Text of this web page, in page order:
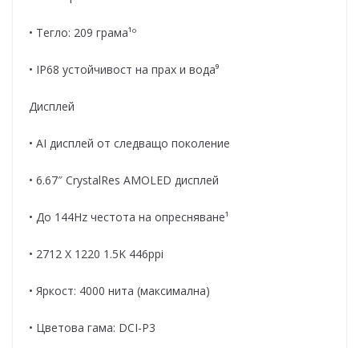
• Тегло: 209 грама¹º
• IP68 устойчивост на прах и вода⁹
Дисплей
• AI дисплей от следващо поколение
• 6.67″ CrystalRes AMOLED дисплей
• До 144Hz честота на опресняване¹
• 2712 X 1220 1.5K 446ppi
• Яркост: 4000 нита (максимална)
• Цветова гама: DCI-P3